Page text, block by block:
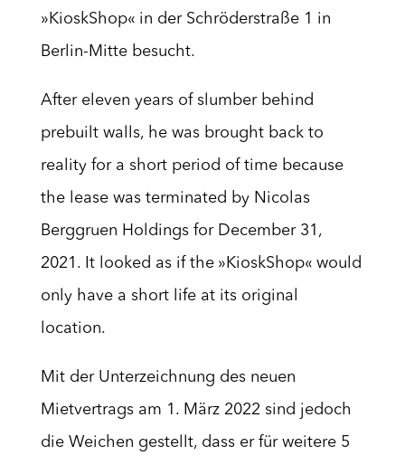
»KioskShop« in der Schröderstraße 1 in
Berlin-Mitte besucht.
After eleven years of slumber behind
prebuilt walls, he was brought back to
reality for a short period of time because
the lease was terminated by Nicolas
Berggruen Holdings for December 31,
2021. It looked as if the »KioskShop« would
only have a short life at its original
location.
Mit der Unterzeichnung des neuen
Mietvertrags am 1. März 2022 sind jedoch
die Weichen gestellt, dass er für weitere 5